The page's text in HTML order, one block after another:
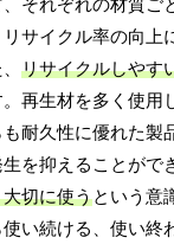
それぞれの材質ご
サイクル率の向上
、リサイクルしやす
再生材を多く使用
耐久性に優れた製
を抑えることがで
切に使うという意
い続ける、使い終